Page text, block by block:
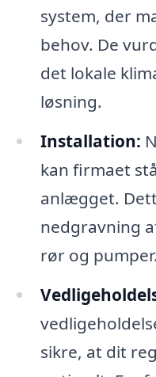
system, der
behov. De
det lokale
løsning.
Installation:
kan firmaet
anlægget.
nedgravning
rør og pumper.
sikre, at dit